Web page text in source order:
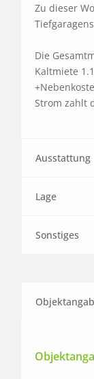
Zu dieser
Die
Kaltmiete
Strom zahlt
Ausstattung
Lage
Sonstiges